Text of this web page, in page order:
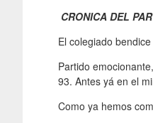
CRONICA DEL
El colegiado
Partido
93. Antes yá en el
Como ya hemos